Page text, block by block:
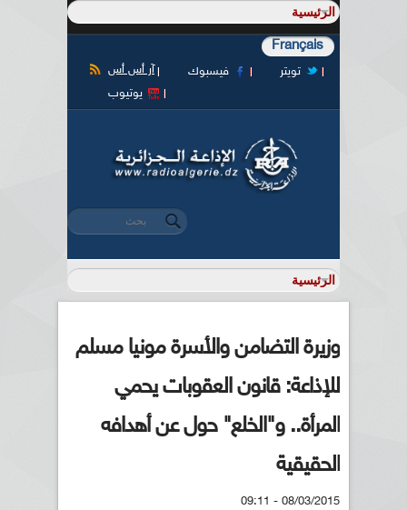
Français
آر أس أس فيسبوك
تويتر
يوتيوب
استمارة البحث
‏بحث ‏
وزيرة التضامن والأسرة مونيا مسلم
للإذاعة: قانون العقوبات يحمي
المرأة.. و"الخلع" حول عن أهدافه
الحقيقية
08/03/2015 - 09:11